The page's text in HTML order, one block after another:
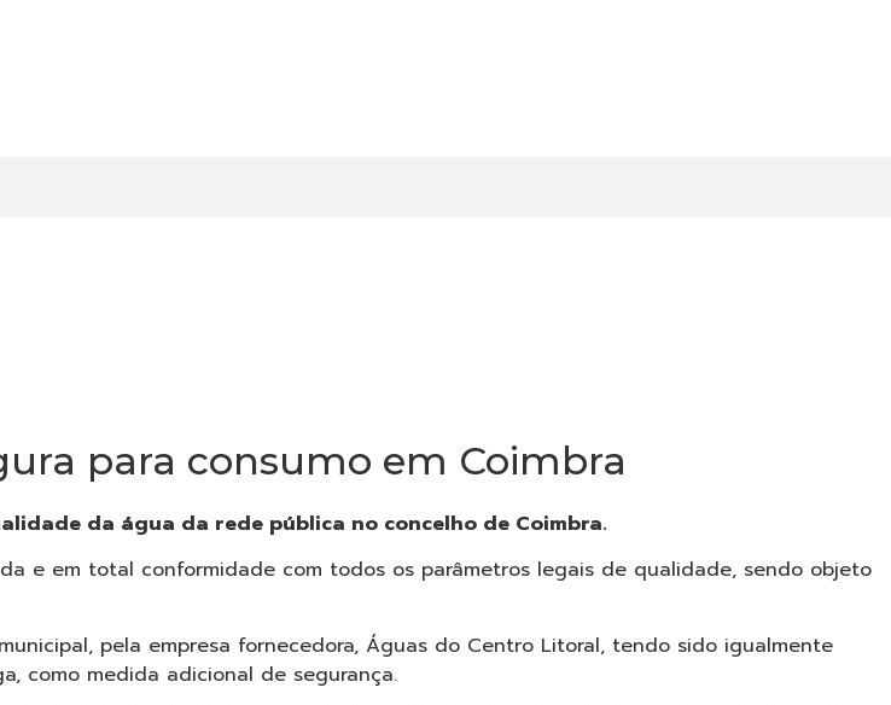
para consumo em Coimbra
da água da rede pública no concelho de Coimbra.
e em total conformidade com todos os parâmetros legais de qualidade, sendo objeto
pela empresa fornecedora, Águas do Centro Litoral, tendo sido igualmente
como medida adicional de segurança.